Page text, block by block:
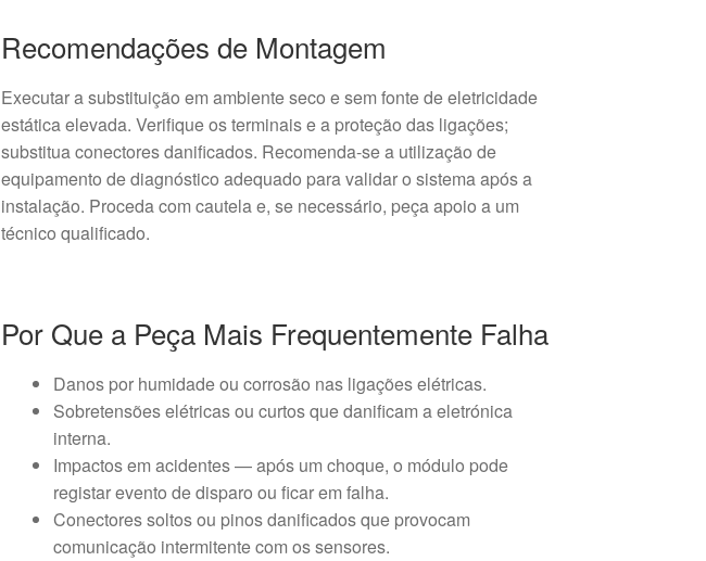
Recomendações de Montagem
Executar a substituição em ambiente seco e sem fonte de eletricidade
estática elevada. Verifique os terminais e a proteção das ligações;
substitua conectores danificados. Recomenda-se a utilização de
equipamento de diagnóstico adequado para validar o sistema após a
instalação. Proceda com cautela e, se necessário, peça apoio a um
técnico qualificado.
Por Que a Peça Mais Frequentemente Falha
Danos por humidade ou corrosão nas ligações elétricas.
Sobretensões elétricas ou curtos que danificam a eletrónica
interna.
Impactos em acidentes — após um choque, o módulo pode
registar evento de disparo ou ficar em falha.
Conectores soltos ou pinos danificados que provocam
comunicação intermitente com os sensores.